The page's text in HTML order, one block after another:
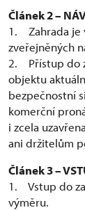
Článek 2 –
1. Zahrada je
zveřejněných
2. Přístup do
objektu
bezpečnostní
komerční
i zcela
ani držitelům
Článek 3 –
1. Vstup do
výměru.